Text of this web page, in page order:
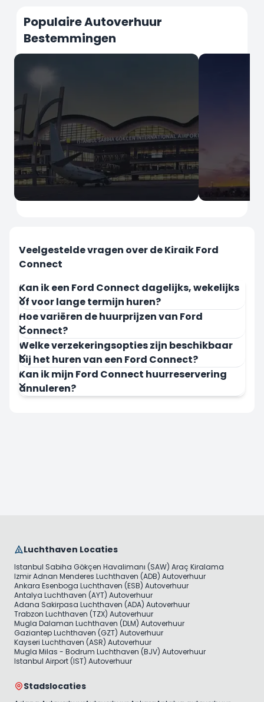
Populaire Autoverhuur
Bestemmingen
Nu Huren
Veelgestelde vragen over de Kiraik Ford
Connect
Kan ik een Ford Connect dagelijks, wekelijks
of voor lange termijn huren?
Hoe variëren de huurprijzen van Ford
Connect?
Welke verzekeringsopties zijn beschikbaar
bij het huren van een Ford Connect?
Kan ik mijn Ford Connect huurreservering
annuleren?
Luchthaven Locaties
Istanbul Sabiha Gökçen Havalimanı (SAW) Araç Kiralama
Izmir Adnan Menderes Luchthaven (ADB) Autoverhuur
Ankara Esenboga Luchthaven (ESB) Autoverhuur
Antalya Luchthaven (AYT) Autoverhuur
Adana Sakirpasa Luchthaven (ADA) Autoverhuur
Trabzon Luchthaven (TZX) Autoverhuur
Mugla Dalaman Luchthaven (DLM) Autoverhuur
Gaziantep Luchthaven (GZT) Autoverhuur
Kayseri Luchthaven (ASR) Autoverhuur
Mugla Milas - Bodrum Luchthaven (BJV) Autoverhuur
Istanbul Airport (IST) Autoverhuur
Stadslocaties